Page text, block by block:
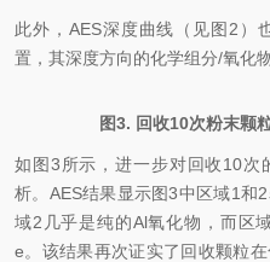
此外，AES深度曲线（见图2）
置，其深度方向的化学组分/氧化
图3. 回收10次粉末颗
如图3所示，进一步对回收10次
析。AES结果显示图3中区域1和
域2几乎是纯的Al氧化物，而区
e。该结果再次证实了回收颗粒